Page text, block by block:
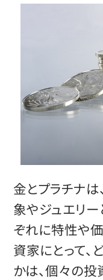
金とプラチナ
象やジュエリー
ぞれに特性や
資家にとって、
かは、個々の